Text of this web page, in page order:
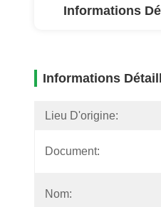
Informations
Informations
Lieu D'origine:
Document:
Nom: